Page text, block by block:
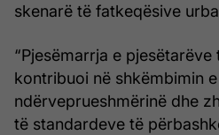
skenarë të fatkeqësive
“Pjesëmarrja e
kontribuoi në shkëmbimin
ndërveprueshmërinë dhe
të standardeve të